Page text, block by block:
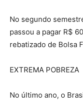
No segundo
passou a pagar R$
rebatizado de Bolsa
EXTREMA POBREZA
No último ano, o